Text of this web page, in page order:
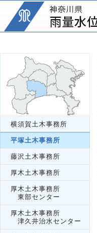
横須賀土木事務所
平塚土木事務所
藤沢土木事務所
厚木土木事務所
厚木土木事務所
東部センター
厚木土木事務所
津久井治水センター